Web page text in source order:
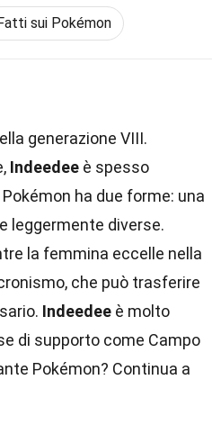
sui Pokémon
generazione VIII.
Indeedee è spesso
ha due forme: una
leggermente diverse.
la femmina eccelle nella
che può trasferire
Indeedee è molto
di supporto come Campo
Pokémon? Continua a